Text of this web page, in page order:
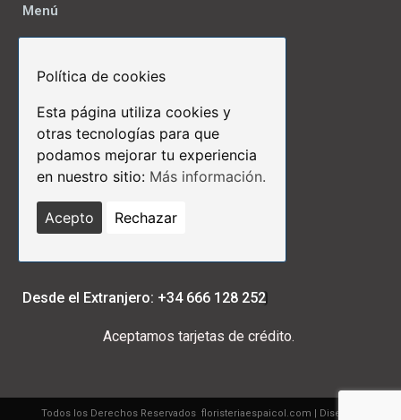
Menú
Contactos
Links de Interés
Términos y Condiciones
Aviso Legal
Políticas de Privacidad
Políticas de Cookies
Desde el Extranjero: +34 666 128 252
Aceptamos tarjetas de crédito.
Todos los Derechos Reservados floristeriaespaicol.com | Diseño y
Política de cookies
Esta página utiliza cookies y
otras tecnologías para que
podamos mejorar tu experiencia
en nuestro sitio: Más información.
Acepto Rechazar